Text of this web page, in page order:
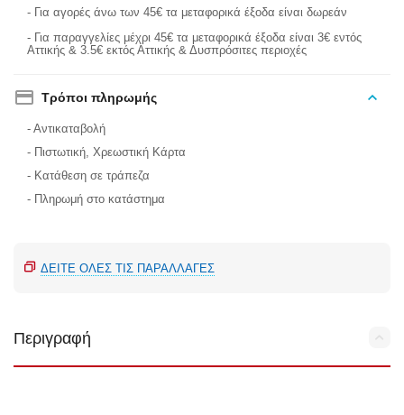
- Για αγορές άνω των 45€ τα μεταφορικά έξοδα είναι δωρεάν
- Για παραγγελίες μέχρι 45€ τα μεταφορικά έξοδα είναι 3€ εντός
Αττικής & 3.5€ εκτός Αττικής & Δυσπρόσιτες περιοχές
Τρόποι πληρωμής
- Αντικαταβολή
- Πιστωτική, Χρεωστική Κάρτα
- Κατάθεση σε τράπεζα
- Πληρωμή στο κατάστημα
ΔΕΊΤΕ ΌΛΕΣ ΤΙΣ ΠΑΡΑΛΛΑΓΈΣ
Περιγραφή